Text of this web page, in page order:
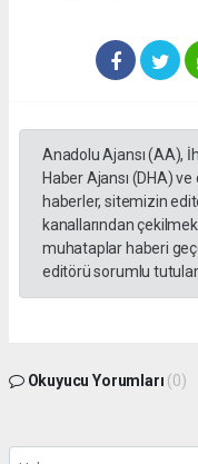
Anadolu Ajansı (AA),
Haber Ajansı (DHA)
haberler, sitemizin
kanallarından
muhataplar haberi
editörü sorumlu
Okuyucu Yorumları (0)